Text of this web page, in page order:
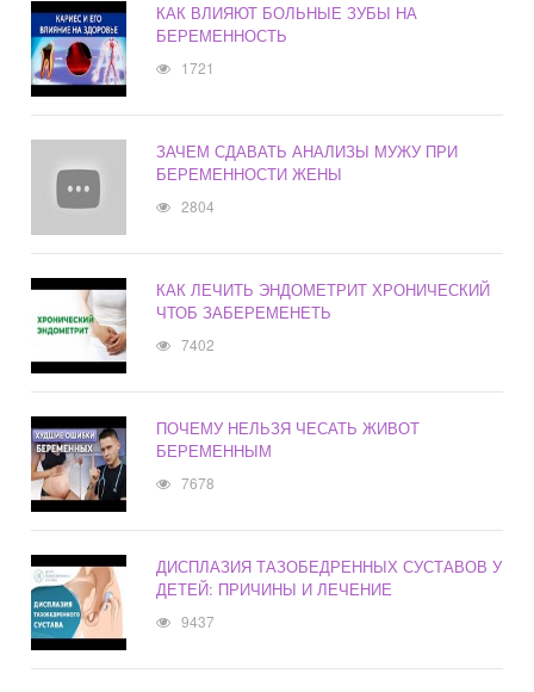
КАК ВЛИЯЮТ БОЛЬНЫЕ ЗУБЫ НА
БЕРЕМЕННОСТЬ
1721
ЗАЧЕМ СДАВАТЬ АНАЛИЗЫ МУЖУ ПРИ
БЕРЕМЕННОСТИ ЖЕНЫ
2804
КАК ЛЕЧИТЬ ЭНДОМЕТРИТ ХРОНИЧЕСКИЙ
ЧТОБ ЗАБЕРЕМЕНЕТЬ
7402
ПОЧЕМУ НЕЛЬЗЯ ЧЕСАТЬ ЖИВОТ
БЕРЕМЕННЫМ
7678
ДИСПЛАЗИЯ ТАЗОБЕДРЕННЫХ СУСТАВОВ У
ДЕТЕЙ: ПРИЧИНЫ И ЛЕЧЕНИЕ
9437